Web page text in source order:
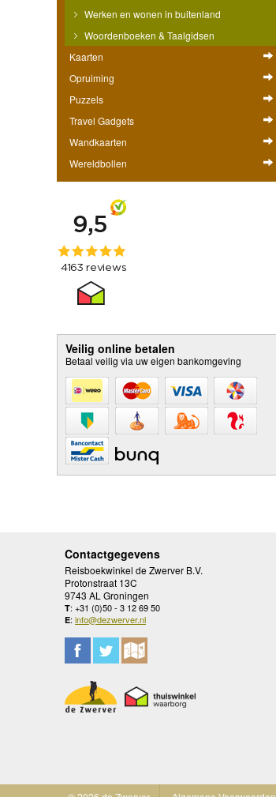
Werken en wonen in buitenland
Woordenboeken & Taalgidsen
Kaarten
Opruiming
Puzzels
Travel Gadgets
Wandkaarten
Wereldbollen
Veilig online betalen
Betaal veilig via uw eigen bankomgeving
Contactgegevens
Reisboekwinkel de Zwerver B.V.
Protonstraat 13C
9743 AL Groningen
T: +31 (0)50 - 3 12 69 50
E: info@dezwerver.nl